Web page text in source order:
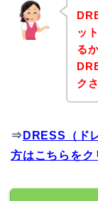
ッ
る
ク
⇒ DRESS（ド
方はこちらをク